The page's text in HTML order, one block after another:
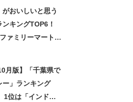
がおいしいと思う
ンキングTOP6！
ァミリーマート」
月版】「千葉県で
ー」ランキング
位は「インドの